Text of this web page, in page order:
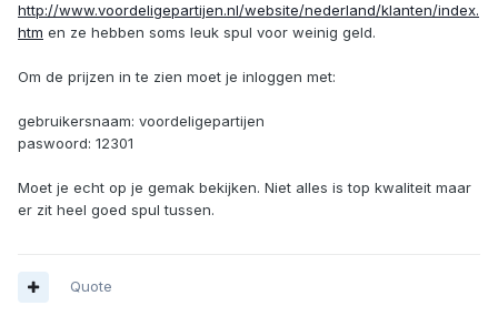
http://www.voordeligepartijen.nl/website/nederland/klanten/index.
htm en ze hebben soms leuk spul voor weinig geld.
Om de prijzen in te zien moet je inloggen met:
gebruikersnaam: voordeligepartijen
paswoord: 12301
Moet je echt op je gemak bekijken. Niet alles is top kwaliteit maar
er zit heel goed spul tussen.
Quote